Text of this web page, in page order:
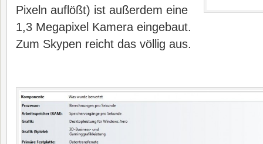
Pixeln auflößt) ist außerdem eine
1,3 Megapixel Kamera eingebaut.
Zum Skypen reicht das völlig aus.